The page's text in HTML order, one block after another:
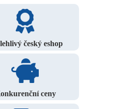
český eshop
ceny